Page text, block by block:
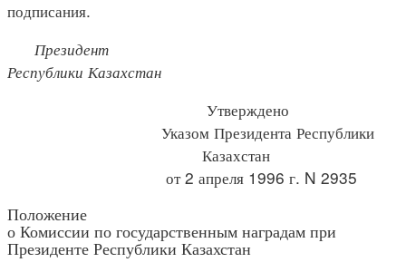
подписания.
Президент
Республики Казахстан
Утверждено
Указом Президента Республики
Казахстан
от 2 апреля 1996 г. N 2935
Положение
о Комиссии по государственным наградам при
Президенте Республики Казахстан